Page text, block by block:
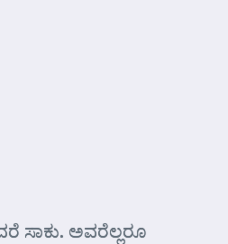
ಸಾಕು. ಅವರೆಲ್ಲರೂ